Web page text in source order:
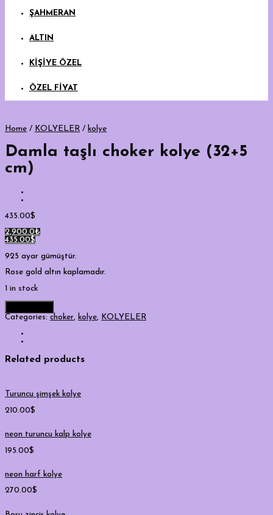
ŞAHMERAN
ALTIN
KİŞİYE ÖZEL
ÖZEL FİYAT
Home / KOLYELER / kolye
Damla taşlı choker kolye (32+5
cm)
435.00$
2,900.0₺
435.00$
925 ayar gümüştür.
Rose gold altın kaplamadır.
1 in stock
Categories: choker, kolye, KOLYELER
Related products
Turuncu şimşek kolye
210.00$
neon turuncu kalp kolye
195.00$
neon harf kolye
270.00$